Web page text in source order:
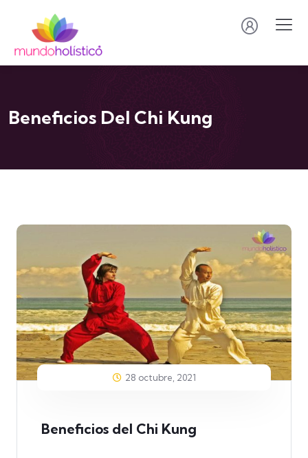
Beneficios Del Chi Kung
28 octubre, 2021
Beneficios del Chi Kung